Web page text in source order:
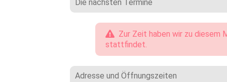
Die nächsten Termine
Zur Zeit haben wir zu diesem
stattfindet.
Adresse und Öffnungszeiten